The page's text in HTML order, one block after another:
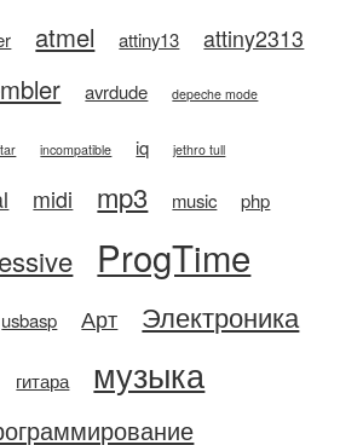
atmel attiny13 attiny2313
avrdude depeche mode
incompatible iq jethro tull
midi mp3 music php
ProgTime
usbasp Арт Электроника
гитара музыка